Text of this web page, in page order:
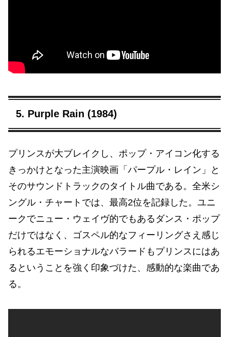
5. Purple Rain (1984)
プリンスが大ブレイクし、ポップ・アイコン化する
きっかけとなった主演映画「パープル・レイン」と
そのサウンドトラックのタイトル曲である。全米シ
ングル・チャートでは、最高2位を記録した。ユニ
ークでニュー・ウェイヴ的でもあるダンス・ポップ
だけではなく、ゴスペル的なフィーリングさえ感じ
られるエモーショナルなバラードもプリンスにはあ
るということを強く印象づけた、感動的な楽曲であ
る。